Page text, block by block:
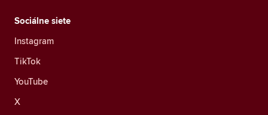
Sociálne siete
Instagram
TikTok
YouTube
X